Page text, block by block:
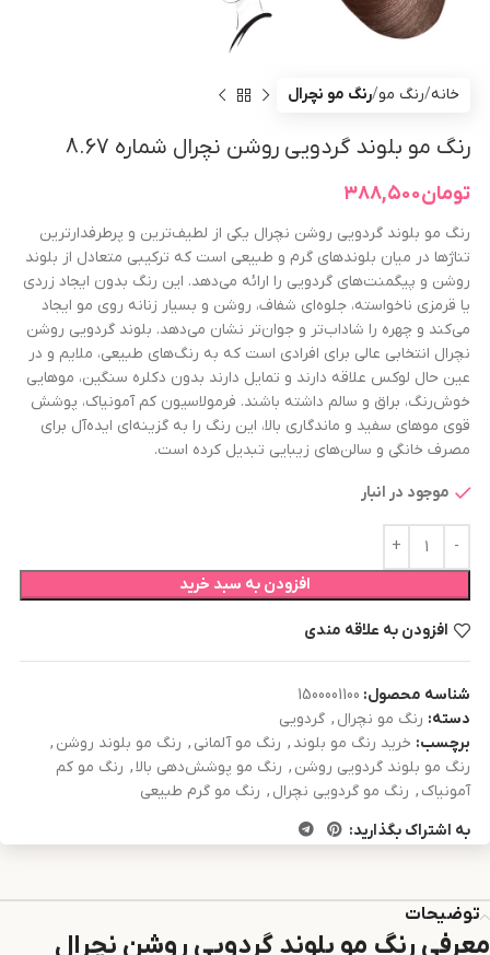
خانه رنگ مو رنگ مو نچرال
رنگ مو بلوند گردویی روشن نچرال شماره 8.67
تومان۳۸۸,۵۰۰
رنگ مو بلوند گردویی روشن نچرال یکی از لطیف‌ترین و پرطرفدارترین
تناژها در میان بلوندهای گرم و طبیعی است که ترکیبی متعادل از بلوند
روشن و پیگمنت‌های گردویی را ارائه می‌دهد. این رنگ بدون ایجاد زردی
یا قرمزی ناخواسته، جلوه‌ای شفاف، روشن و بسیار زنانه روی مو ایجاد
می‌کند و چهره را شاداب‌تر و جوان‌تر نشان می‌دهد. بلوند گردویی روشن
نچرال انتخابی عالی برای افرادی است که به رنگ‌های طبیعی، ملایم و در
عین حال لوکس علاقه دارند و تمایل دارند بدون دکلره سنگین، موهایی
خوش‌رنگ، براق و سالم داشته باشند. فرمولاسیون کم آمونیاک، پوشش
قوی موهای سفید و ماندگاری بالا، این رنگ را به گزینه‌ای ایده‌آل برای
مصرف خانگی و سالن‌های زیبایی تبدیل کرده است.
موجود در انبار
افزودن به سبد خرید
افزودن به علاقه مندی
شناسه محصول: 1500001100
دسته: رنگ مو نچرال , گردویی
برچسب: خرید رنگ مو بلوند , رنگ مو آلمانی , رنگ مو بلوند روشن ,
رنگ مو بلوند گردویی روشن , رنگ مو پوشش‌دهی بالا, رنگ مو کم
آمونیاک , رنگ مو گردویی نچرال , رنگ مو گرم طبیعی
به اشتراک بگذارید:
توضیحات
معرفی رنگ مو بلوند گردویی روشن نچرال